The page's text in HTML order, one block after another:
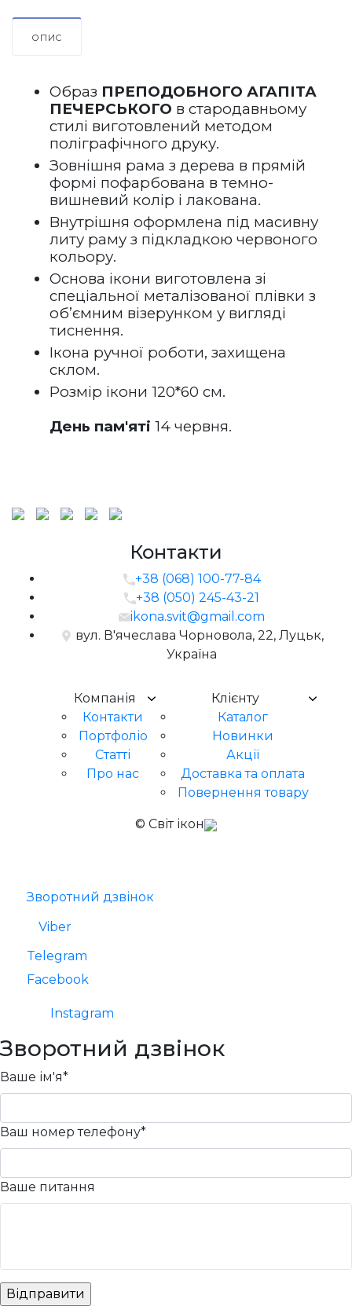
ОПИС
Образ ПРЕПОДОБНОГО АГАПІТА
ПЕЧЕРСЬКОГО в стародавньому
стилі виготовлений методом
поліграфічного друку.
Зовнішня рама з дерева в прямій
формі пофарбована в темно-
вишневий колір і лакована.
Внутрішня оформлена під масивну
литу раму з підкладкою червоного
кольору.
Основа ікони виготовлена зі
спеціальної металізованої плівки з
об’ємним візерунком у вигляді
тиснення.
Ікона ручної роботи, захищена
склом.
Розмір ікони 120*60 см.
День пам'яті 14 червня.
Компанія
Контакти
Портфоліо
Статті
Про нас
Клієнту
Каталог
Новинки
Акції
Доставка та оплата
Повернення товару
Контакти
+38 (068) 100-77-84
+38 (050) 245-43-21
ikona.svit@gmail.com
вул. В'ячеслава Чорновола, 22, Луцьк,
Україна
© Світ ікон
Зворотний дзвінок
Viber
Telegram
Facebook
Instagram
Зворотний дзвінок
Ваше ім'я*
Ваш номер телефону*
Ваше питання